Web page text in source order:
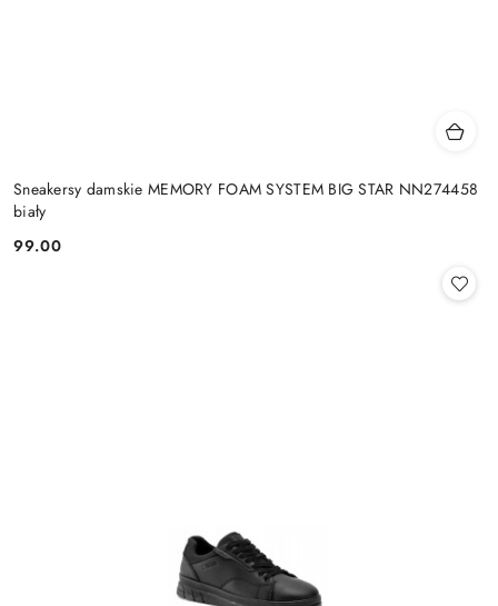
Sneakersy damskie MEMORY FOAM SYSTEM BIG STAR NN274458
biały
Cena:
99.00